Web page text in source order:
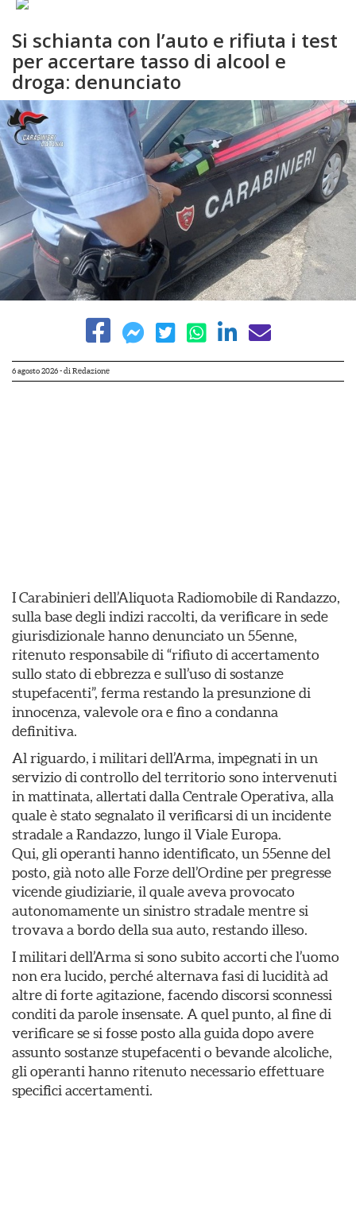
Si schianta con l’auto e rifiuta i test
per accertare tasso di alcool e
droga: denunciato
6 agosto 2026- di Redazione
I Carabinieri dell’Aliquota Radiomobile di Randazzo,
sulla base degli indizi raccolti, da verificare in sede
giurisdizionale hanno denunciato un 55enne,
ritenuto responsabile di “rifiuto di accertamento
sullo stato di ebbrezza e sull’uso di sostanze
stupefacenti”, ferma restando la presunzione di
innocenza, valevole ora e fino a condanna
definitiva.
Al riguardo, i militari dell’Arma, impegnati in un
servizio di controllo del territorio sono intervenuti
in mattinata, allertati dalla Centrale Operativa, alla
quale è stato segnalato il verificarsi di un incidente
stradale a Randazzo, lungo il Viale Europa.
Qui, gli operanti hanno identificato, un 55enne del
posto, già noto alle Forze dell’Ordine per pregresse
vicende giudiziarie, il quale aveva provocato
autonomamente un sinistro stradale mentre si
trovava a bordo della sua auto, restando illeso.
I militari dell’Arma si sono subito accorti che l’uomo
non era lucido, perché alternava fasi di lucidità ad
altre di forte agitazione, facendo discorsi sconnessi
conditi da parole insensate. A quel punto, al fine di
verificare se si fosse posto alla guida dopo avere
assunto sostanze stupefacenti o bevande alcoliche,
gli operanti hanno ritenuto necessario effettuare
specifici accertamenti.